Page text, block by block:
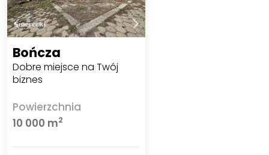
Bończa
Dobre miejsce na Twój
biznes
Powierzchnia
10 000 m2